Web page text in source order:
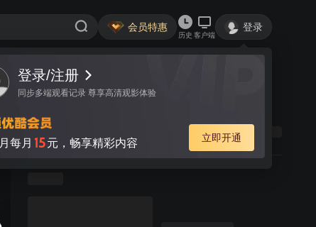
会员特惠
历史 客户端
登录
登录/注册
同步多端观看记录 尊享高清观影体验
月每月 15元，畅享精彩内容 立即开通